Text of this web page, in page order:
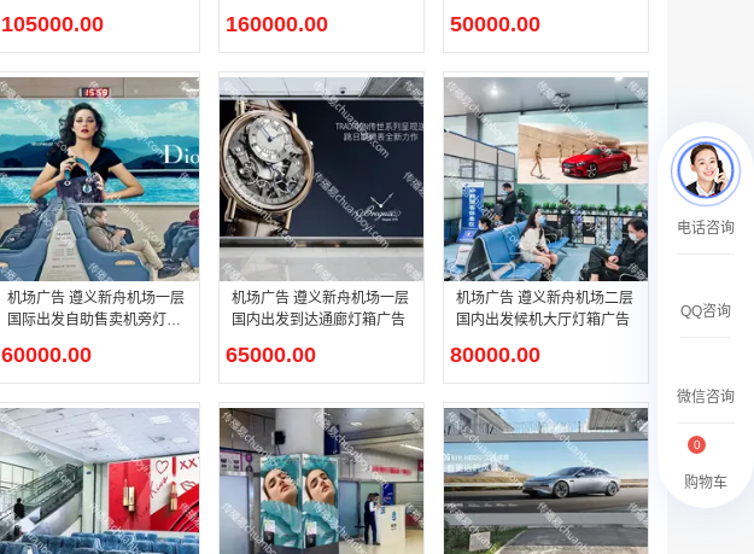
￥2359500.00
腾讯新闻APP开屏广告_刊例价25折
￥1590000.00
105000.00 160000.00 50000.00
机场广告 遵义新舟机场一层
国际出发自助售卖机旁灯箱
60000.00
机场广告 遵义新舟机场一层
国内出发到达通廊灯箱广告
65000.00
机场广告 遵义新舟机场二层
国内出发候机大厅灯箱广告
80000.00
电话咨询
QQ咨询
微信咨询
购物车
0